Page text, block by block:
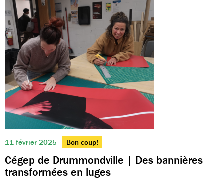
11 février 2025 Bon coup!
Cégep de Drummondville | Des bannières
transformées en luges